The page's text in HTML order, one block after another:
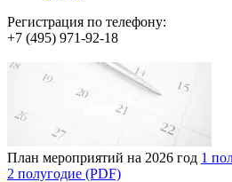
Регистрация по телефону:
+7 (495) 971-92-18
План мероприятий на 2026 год 1
2 полугодие (PDF)